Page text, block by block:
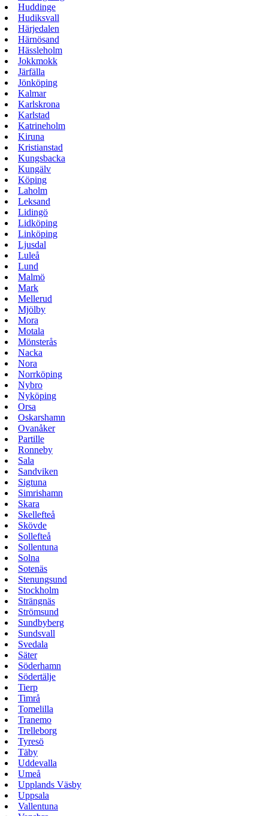
Huddinge
Hudiksvall
Härjedalen
Härnösand
Hässleholm
Jokkmokk
Järfälla
Jönköping
Kalmar
Karlskrona
Karlstad
Katrineholm
Kiruna
Kristianstad
Kungsbacka
Kungälv
Köping
Laholm
Leksand
Lidingö
Lidköping
Linköping
Ljusdal
Luleå
Lund
Malmö
Mark
Mellerud
Mjölby
Mora
Motala
Mönsterås
Nacka
Nora
Norrköping
Nybro
Nyköping
Orsa
Oskarshamn
Ovanåker
Partille
Ronneby
Sala
Sandviken
Sigtuna
Simrishamn
Skara
Skellefteå
Skövde
Sollefteå
Sollentuna
Solna
Sotenäs
Stenungsund
Stockholm
Strängnäs
Strömsund
Sundbyberg
Sundsvall
Svedala
Säter
Söderhamn
Södertälje
Tierp
Timrå
Tomelilla
Tranemo
Trelleborg
Tyresö
Täby
Uddevalla
Umeå
Upplands Väsby
Uppsala
Vallentuna